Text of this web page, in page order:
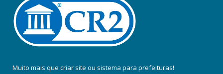
Muito mais que criar site ou sistema para prefeituras!